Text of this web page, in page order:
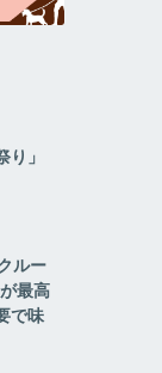
」
ルー
最高
で味